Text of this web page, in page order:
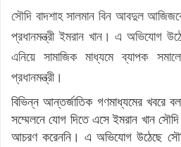
সৌদি বাদশাহ সালমান বিন আবদুল
প্রধানমন্ত্রী ইমরান খান। এ অভিযোগ
এনিয়ে সামাজিক মাধ্যমে ব্যাপক
প্রধানমন্ত্রী।
বিভিন্ন আন্তর্জাতিক গণমাধ্যমের খবরে
সম্মেলনে যোগ দিতে এসে ইমরান খান
আচরণ করেননি। এ অভিযোগ উঠেছে